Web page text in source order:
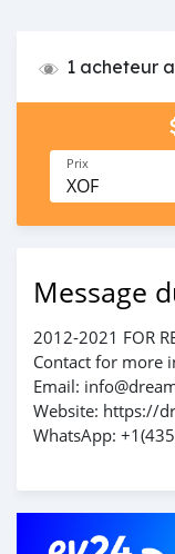
1 acheteur
Prix
XOF
Message
2012-2021 FOR
Contact for more
Email:
Website: https://
WhatsApp: